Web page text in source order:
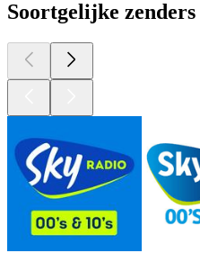
Soortgelijke zenders